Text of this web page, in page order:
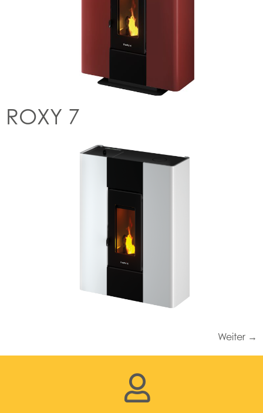
ROXY 7
Weiter →